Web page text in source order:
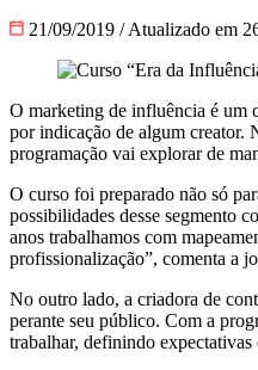
21/09/2019 / Atualizado em
O marketing de influência é um
por indicação de algum creator.
programação vai explorar de
O curso foi preparado não só
possibilidades desse segmento
anos trabalhamos com
profissionalização”, comenta a
No outro lado, a criadora de
perante seu público. Com a
trabalhar, definindo